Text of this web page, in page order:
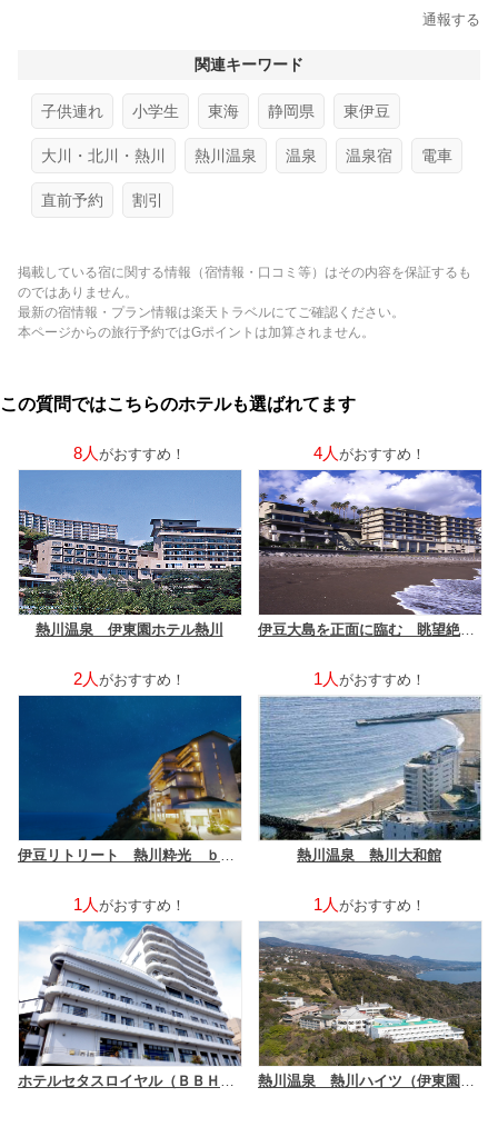
通報する
関連キーワード
子供連れ 小学生 東海 静岡県 東伊豆
大川・北川・熱川 熱川温泉 温泉 温泉宿 電車
直前予約 割引
掲載している宿に関する情報（宿情報・口コミ等）はその内容を保証するも
のではありません。
最新の宿情報・プラン情報は楽天トラベルにてご確認ください。
本ページからの旅行予約ではGポイントは加算されません。
この質問ではこちらのホテルも選ばれてます
8人 がおすすめ！
熱川温泉 伊東園ホテル熱川
4人 がおすすめ！
2人 がおすすめ！ 1人 がおすすめ！
熱川温泉 熱川大和館
1人 がおすすめ！ 1人 がおすすめ！